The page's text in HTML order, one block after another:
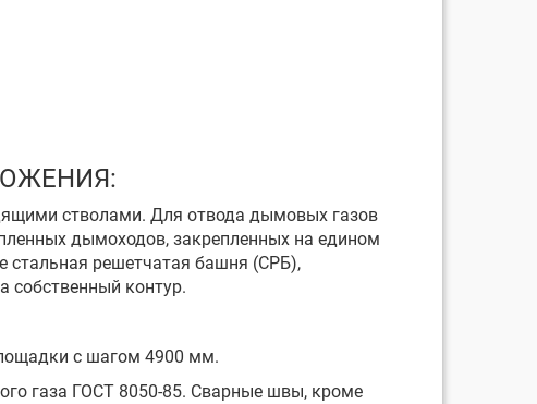
стволами. Для отвода дымовых газов
дымоходов, закрепленных на едином
стальная решетчатая башня (СРБ),
собственный контур.
с шагом 4900 мм.
газа ГОСТ 8050-85. Сварные швы, кроме